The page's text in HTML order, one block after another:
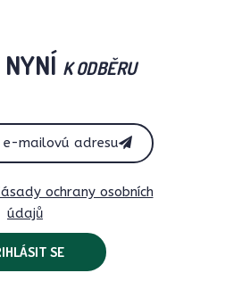
K ODBĚRU
ochrany osobních
údajů